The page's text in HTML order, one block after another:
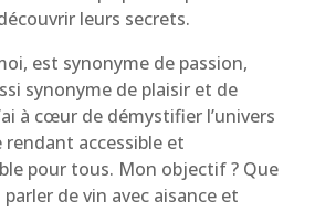
leurs secrets.
est synonyme de passion,
synonyme de plaisir et de
à cœur de démystifier l’univers
rendant accessible et
pour tous. Mon objectif ? Que
de vin avec aisance et